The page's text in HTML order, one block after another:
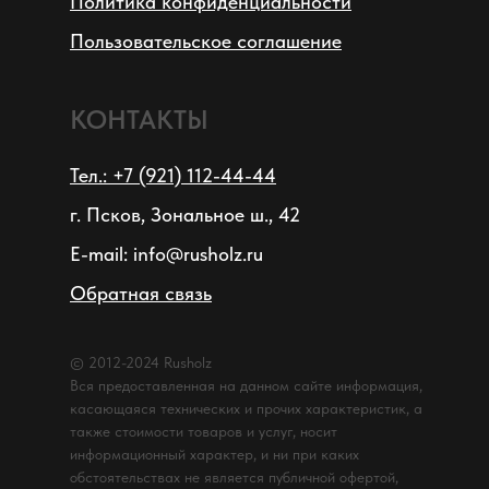
© 2012-2024 Rusholz
Вся предоставленная на данном сайте информация,
касающаяся технических и прочих характеристик, а
также стоимости товаров и услуг, носит
информационный характер, и ни при каких
обстоятельствах не является публичной офертой,
Пользовательское соглашение
КОНТАКТЫ
Тел.: +7 (921) 112-44-44
г. Псков, Зональное ш., 42
E-mail: info@rusholz.ru
Обратная связь